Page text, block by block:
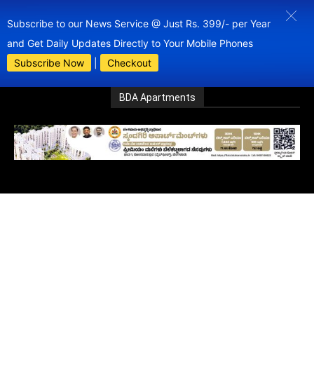
Subscribe to our News Service @ Just Rs. 399/- per Year
and Get Daily Updates Directly to Your Mobile Phones
Subscribe Now
Checkout
BDA Apartments